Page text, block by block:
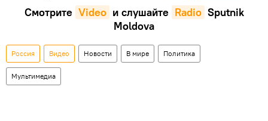
Смотрите Video и слушайте Radio Sputnik
Moldova
Россия Видео Новости В мире Политика
Мультимедиа